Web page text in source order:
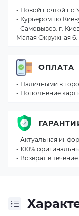
- Новой почтой по
- Курьером по
- Самовывоз: г.
Малая Окружная 6.
ОПЛАТА
- Наличными в
- Пополнение
- Актуальная
- 100%
- Возврат в